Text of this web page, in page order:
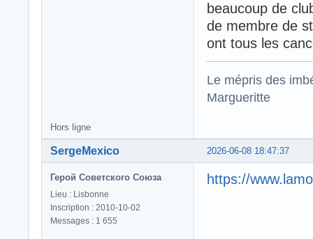
beaucoup de
de membre de
ont tous les
Le mépris des
Margueritte
Hors ligne
2026-06-08 18:47:37
SergeMexico
Герой Советского Союза
Lieu : Lisbonne
Inscription : 2010-10-02
Messages : 1 655
https://